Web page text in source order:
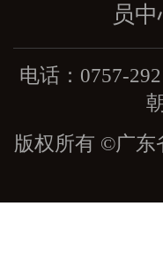
员
电话：0757-
版权所有 ©广东